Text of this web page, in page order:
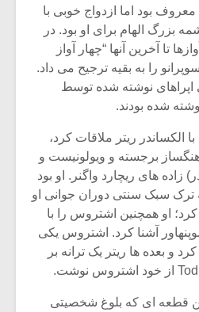
بود اما ازدواج خوبی با
بزرگ الهام برای او بود. در
تا آخرین آنها “چهار آواز
صدای سوپرانو را به بقیه ترجیح می داد.
اپراهای نوشته شده توسط
شده بودند.
ریتر ملاقات کرد،
برجسته و ویولونیست و
زاده های ریچارد واگنر. او بود
سبک سنتی دوران جوانی او
او همچنین اشتروس را با
آشنا کرد. اشتروس یکی
و بعده ها ریتر یک ترانه بر
قطعه ای که بلوغ شخصیتی